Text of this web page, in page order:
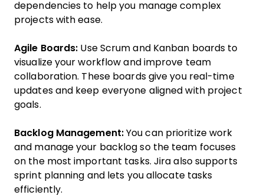
dependencies to help you manage complex
projects with ease.
Agile Boards: Use Scrum and Kanban boards to
visualize your workflow and improve team
collaboration. These boards give you real-time
updates and keep everyone aligned with project
goals.
Backlog Management:You can prioritize work
and manage your backlog so the team focuses
on the most important tasks. Jira also supports
sprint planning and lets you allocate tasks
efficiently.